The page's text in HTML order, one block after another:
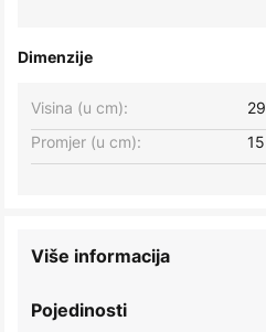
Dimenzije
Visina (u cm):
29
Promjer (u cm):
15
Pojedinosti
Više informacija